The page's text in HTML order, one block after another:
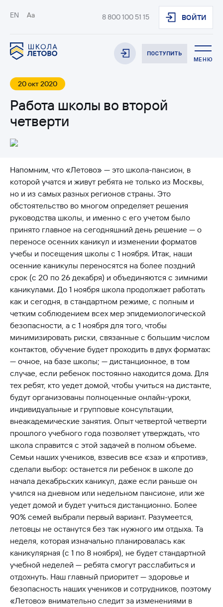
EN Aa 8 800 100 51 15 ВОЙТИ
ПОСТУПИТЬ
МЕНЮ
20 окт 2020
Работа школы во второй
четверти
Напомним, что «Летово» — это школа-пансион, в
которой учатся и живут ребята не только из Москвы,
но и из самых разных регионов страны. Это
обстоятельство во многом определяет решения
руководства школы, и именно с его учетом было
принято главное на сегодняшний день решение — о
переносе осенних каникул и изменении форматов
учебы и посещения школы с 1 ноября. Итак, наши
осенние каникулы переносятся на более поздний
срок (с 20 по 26 декабря) и объединяются с зимними
каникулами. До 1 ноября школа продолжает работать
как и сегодня, в стандартном режиме, с полным и
четким соблюдением всех мер эпидемиологической
безопасности, а с 1 ноября для того, чтобы
минимизировать риски, связанные с большим числом
контактов, обучение будет проходить в двух форматах:
— очное, на базе школы; — дистанционное, в том
случае, если ребенок постоянно находится дома. Для
тех ребят, кто уедет домой, чтобы учиться на дистанте,
будут организованы полноценные онлайн-уроки,
индивидуальные и групповые консультации,
внеакадемические занятия. Опыт четвертой четверти
прошлого учебного года позволяет утверждать, что
школа справится с этой задачей в полном объеме.
Семьи наших учеников, взвесив все «за» и «против»,
сделали выбор: останется ли ребенок в школе до
начала декабрьских каникул, даже если раньше он
учился на дневном или недельном пансионе, или же
уедет домой и будет учиться дистанционно. Более
90% семей выбрали первый вариант. Разумеется,
летовцы не останутся без так нужного им отдыха. Та
неделя, которая изначально планировалась как
каникулярная (с 1 по 8 ноября), не будет стандартной
учебной неделей — ребята смогут расслабиться и
отдохнуть. Наш главный приоритет — здоровье и
безопасность наших учеников и сотрудников, поэтому
«Летово» внимательно следит за изменениями в